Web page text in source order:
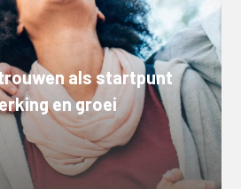
als startpunt
en groei